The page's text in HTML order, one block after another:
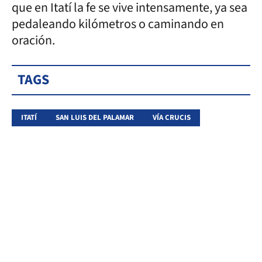
que en Itatí la fe se vive intensamente, ya sea
pedaleando kilómetros o caminando en
oración.
TAGS
ITATÍ SAN LUIS DEL PALAMAR VÍA CRUCIS